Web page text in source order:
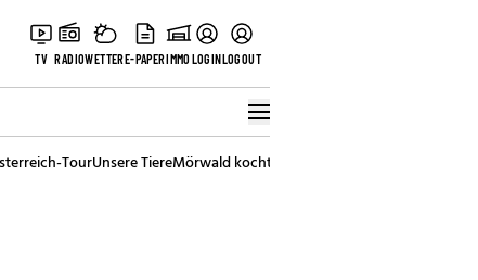
TV RADIOWETTERE-PAPERIMMOLOGINLOGOUT
TourUnsere TiereMörwald kocht